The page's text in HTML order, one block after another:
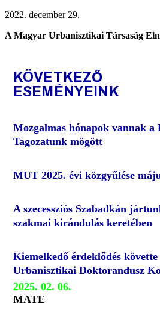
2022. december 29.
A Magyar Urbanisztikai Társaság
KÖVETKEZŐ
ESEMÉNYEINK
Mozgalmas hónapok vannak a
Tagozatunk mögött
MUT 2025. évi közgyűlése
A szecessziós Szabadkán
szakmai kirándulás keretében
Kiemelkedő érdeklődés követte
Urbanisztikai Doktorandusz
2025. 02. 06.
MATE